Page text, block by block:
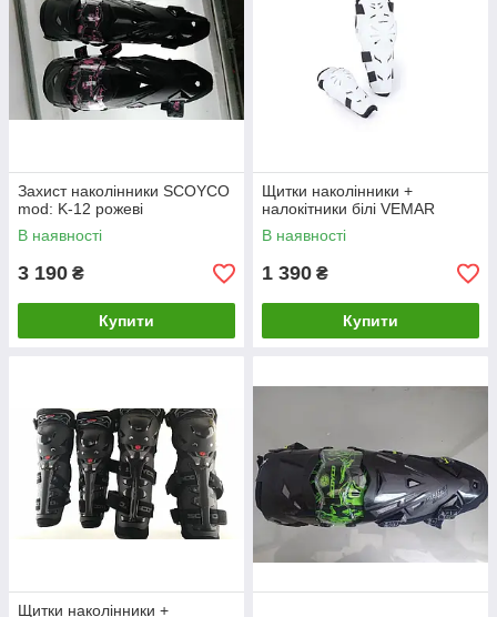
Захист наколінники SCOYCO
mod: K-12 рожеві
В наявності
3 190 ₴
Купити
Щитки наколінники +
налокітники білі VEMAR
В наявності
1 390 ₴
Купити
Щитки наколінники +